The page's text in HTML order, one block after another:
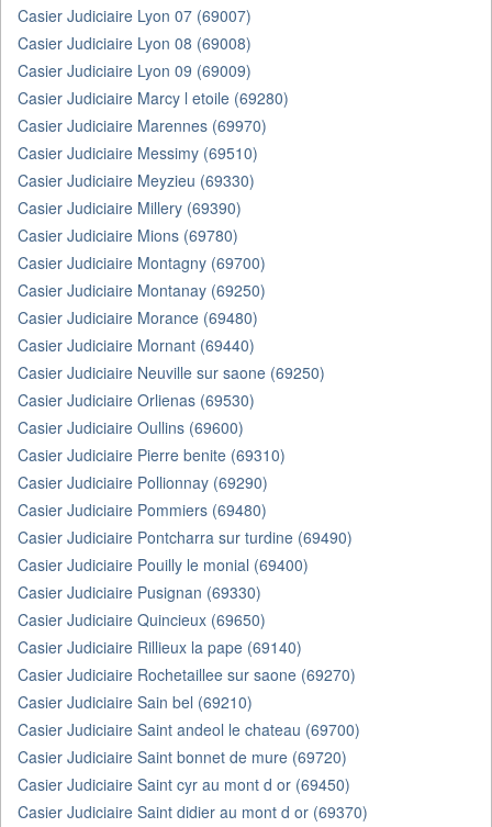
Casier Judiciaire Lyon 07 (69007)
Casier Judiciaire Lyon 08 (69008)
Casier Judiciaire Lyon 09 (69009)
Casier Judiciaire Marcy l etoile (69280)
Casier Judiciaire Marennes (69970)
Casier Judiciaire Messimy (69510)
Casier Judiciaire Meyzieu (69330)
Casier Judiciaire Millery (69390)
Casier Judiciaire Mions (69780)
Casier Judiciaire Montagny (69700)
Casier Judiciaire Montanay (69250)
Casier Judiciaire Morance (69480)
Casier Judiciaire Mornant (69440)
Casier Judiciaire Neuville sur saone (69250)
Casier Judiciaire Orlienas (69530)
Casier Judiciaire Oullins (69600)
Casier Judiciaire Pierre benite (69310)
Casier Judiciaire Pollionnay (69290)
Casier Judiciaire Pommiers (69480)
Casier Judiciaire Pontcharra sur turdine (69490)
Casier Judiciaire Pouilly le monial (69400)
Casier Judiciaire Pusignan (69330)
Casier Judiciaire Quincieux (69650)
Casier Judiciaire Rillieux la pape (69140)
Casier Judiciaire Rochetaillee sur saone (69270)
Casier Judiciaire Sain bel (69210)
Casier Judiciaire Saint andeol le chateau (69700)
Casier Judiciaire Saint bonnet de mure (69720)
Casier Judiciaire Saint cyr au mont d or (69450)
Casier Judiciaire Saint didier au mont d or (69370)